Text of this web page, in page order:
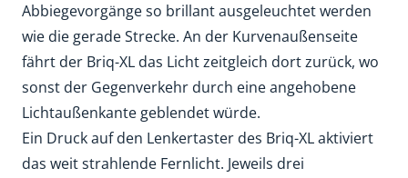
Abbiegevorgänge so brillant ausgeleuchtet werden
wie die gerade Strecke. An der Kurvenaußenseite
fährt der Briq-XL das Licht zeitgleich dort zurück, wo
sonst der Gegenverkehr durch eine angehobene
Lichtaußenkante geblendet würde.
Ein Druck auf den Lenkertaster des Briq-XL aktiviert
das weit strahlende Fernlicht. Jeweils drei